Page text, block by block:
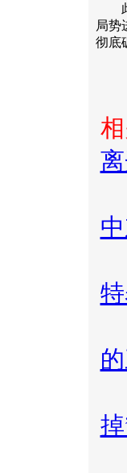
此
局势
彻底